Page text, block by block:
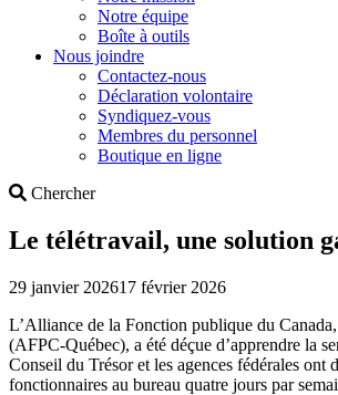
Notre équipe
Boîte à outils
Nous joindre
Contactez-nous
Déclaration volontaire
Syndiquez-vous
Membres du personnel
Boutique en ligne
ChercherSearch
Le télétravail, une solution
29 janvier 202617 février 2026
L’Alliance de la Fonction publique du
(AFPC-Québec), a été déçue d’apprendre la
Conseil du Trésor et les agences fédérales ont
fonctionnaires au bureau quatre jours par